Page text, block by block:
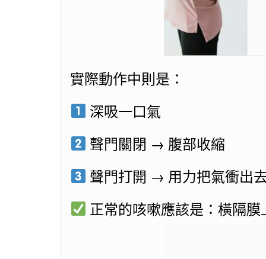
實際動作中則是：
深吸一口氣
聲門關閉 → 腹部收縮
聲門打開 → 用力把氣衝出
正常的咳嗽應該是：橫隔